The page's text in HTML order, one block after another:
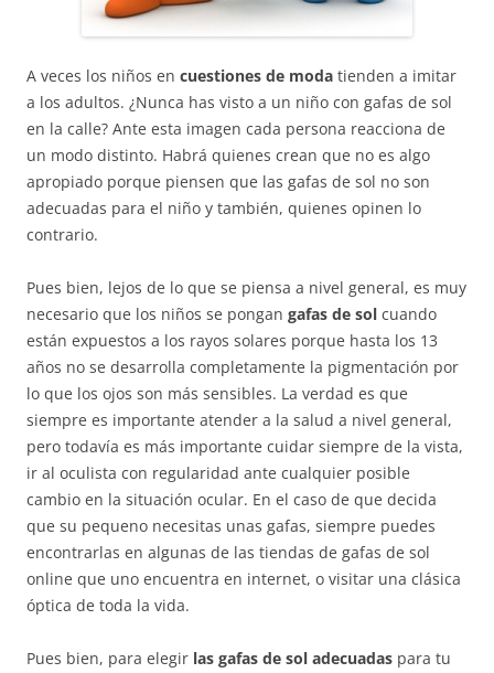
A veces los niños en cuestiones de moda tienden a imitar
a los adultos. ¿Nunca has visto a un niño con gafas de sol
en la calle? Ante esta imagen cada persona reacciona de
un modo distinto. Habrá quienes crean que no es algo
apropiado porque piensen que las gafas de sol no son
adecuadas para el niño y también, quienes opinen lo
contrario.
Pues bien, lejos de lo que se piensa a nivel general, es muy
necesario que los niños se pongan gafas de sol cuando
están expuestos a los rayos solares porque hasta los 13
años no se desarrolla completamente la pigmentación por
lo que los ojos son más sensibles. La verdad es que
siempre es importante atender a la salud a nivel general,
pero todavía es más importante cuidar siempre de la vista,
ir al oculista con regularidad ante cualquier posible
cambio en la situación ocular. En el caso de que decida
que su pequeno necesitas unas gafas, siempre puedes
encontrarlas en algunas de las tiendas de gafas de sol
online que uno encuentra en internet, o visitar una clásica
óptica de toda la vida.
Pues bien, para elegir las gafas de sol adecuadas para tu